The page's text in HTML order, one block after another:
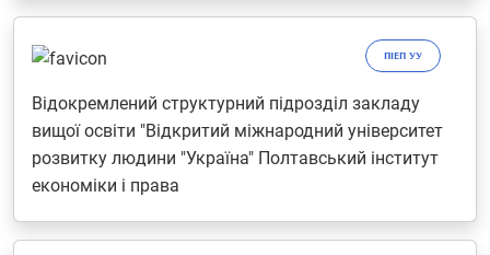
ПІЕП УУ
Відокремлений структурний підрозділ закладу
вищої освіти "Відкритий міжнародний університет
розвитку людини "Україна" Полтавський інститут
економіки і права